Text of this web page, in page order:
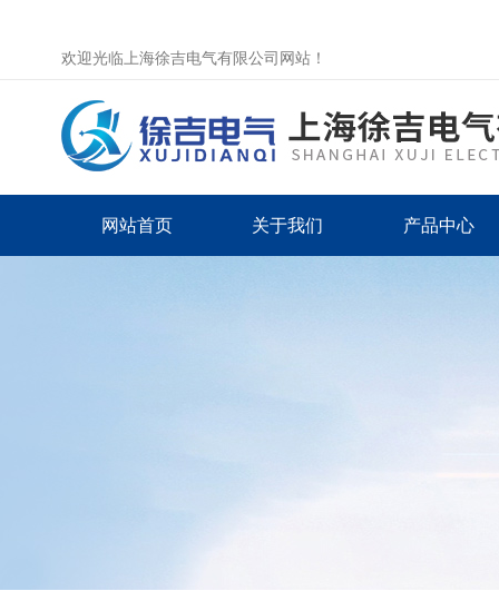
欢迎光临上海徐吉电气有限公司网站！
网站首页 关于我们 产品中心